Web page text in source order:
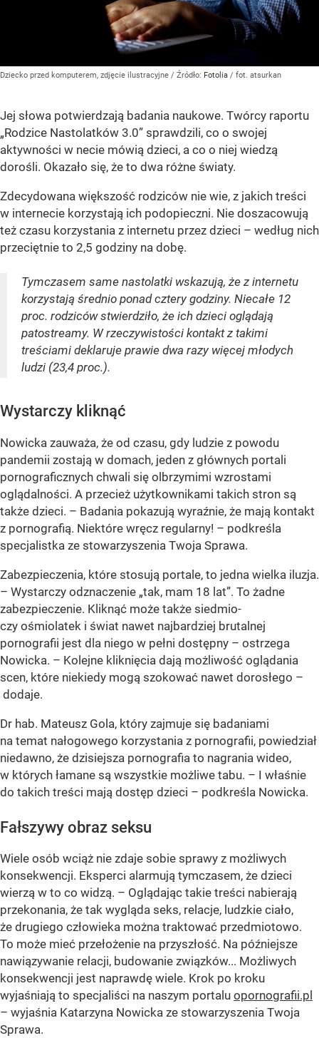
Dziecko przed komputerem, zdjęcie ilustracyjne / Źródło: Fotolia / fot. atsurkan
Jej słowa potwierdzają badania naukowe. Twórcy raportu
„Rodzice Nastolatków 3.0” sprawdzili, co o swojej
aktywności w necie mówią dzieci, a co o niej wiedzą
dorośli. Okazało się, że to dwa różne światy.
Zdecydowana większość rodziców nie wie, z jakich treści
w internecie korzystają ich podopieczni. Nie doszacowują
też czasu korzystania z internetu przez dzieci – według nich
przeciętnie to 2,5 godziny na dobę.
Tymczasem same nastolatki wskazują, że z internetu
korzystają średnio ponad cztery godziny. Niecałe 12
proc. rodziców stwierdziło, że ich dzieci oglądają
patostreamy. W rzeczywistości kontakt z takimi
treściami deklaruje prawie dwa razy więcej młodych
ludzi (23,4 proc.).
Wystarczy kliknąć
Nowicka zauważa, że od czasu, gdy ludzie z powodu
pandemii zostają w domach, jeden z głównych portali
pornograficznych chwali się olbrzymimi wzrostami
oglądalności. A przecież użytkownikami takich stron są
także dzieci. – Badania pokazują wyraźnie, że mają kontakt
z pornografią. Niektóre wręcz regularny! – podkreśla
specjalistka ze stowarzyszenia Twoja Sprawa.
Zabezpieczenia, które stosują portale, to jedna wielka iluzja.
– Wystarczy odznaczenie „tak, mam 18 lat”. To żadne
zabezpieczenie. Kliknąć może także siedmio-
czy ośmiolatek i świat nawet najbardziej brutalnej
pornografii jest dla niego w pełni dostępny – ostrzega
Nowicka. – Kolejne kliknięcia dają możliwość oglądania
scen, które niekiedy mogą szokować nawet dorosłego –
dodaje.
Dr hab. Mateusz Gola, który zajmuje się badaniami
na temat nałogowego korzystania z pornografii, powiedział
niedawno, że dzisiejsza pornografia to nagrania wideo,
w których łamane są wszystkie możliwe tabu. – I właśnie
do takich treści mają dostęp dzieci – podkreśla Nowicka.
Fałszywy obraz seksu
Wiele osób wciąż nie zdaje sobie sprawy z możliwych
konsekwencji. Eksperci alarmują tymczasem, że dzieci
wierzą w to co widzą. – Oglądając takie treści nabierają
przekonania, że tak wygląda seks, relacje, ludzkie ciało,
że drugiego człowieka można traktować przedmiotowo.
To może mieć przełożenie na przyszłość. Na późniejsze
nawiązywanie relacji, budowanie związków... Możliwych
konsekwencji jest naprawdę wiele. Krok po kroku
wyjaśniają to specjaliści na naszym portalu opornografii.pl
– wyjaśnia Katarzyna Nowicka ze stowarzyszenia Twoja
Sprawa.